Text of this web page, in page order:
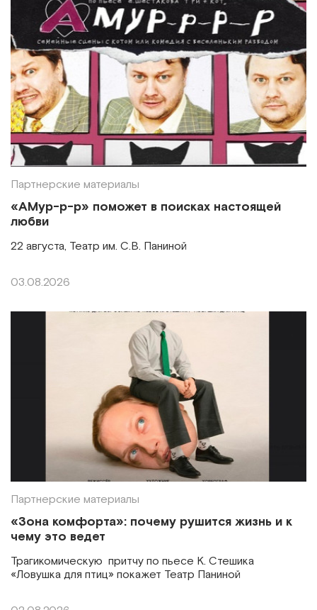
Партнерские материалы
«АМур-р-р» поможет в поисках настоящей
любви
22 августа, Театр им. С.В. Паниной
03.08.2026
Партнерские материалы
«Зона комфорта»: почему рушится жизнь и к
чему это ведет
Трагикомическую притчу по пьесе К. Стешика
«Ловушка для птиц» покажет Театр Паниной